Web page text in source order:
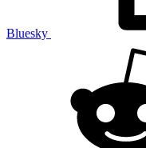
Bluesky